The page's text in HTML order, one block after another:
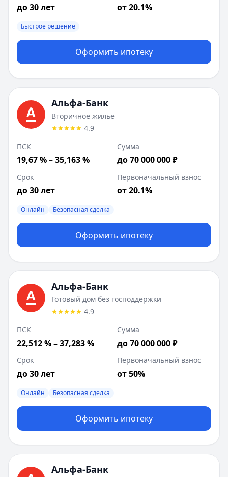
до 30 лет от 20.1%
Быстрое решение
Оформить ипотеку
Альфа-Банк
Вторичное жилье
4.9
ПСК
19,67 % – 35,163 %
Сумма
до 70 000 000 ₽
Срок
до 30 лет
Первоначальный взнос
от 20.1%
Онлайн Безопасная сделка
Оформить ипотеку
Альфа-Банк
Готовый дом без господдержки
4.9
ПСК
22,512 % – 37,283 %
Сумма
до 70 000 000 ₽
Срок
до 30 лет
Первоначальный взнос
от 50%
Онлайн Безопасная сделка
Оформить ипотеку
Альфа-Банк